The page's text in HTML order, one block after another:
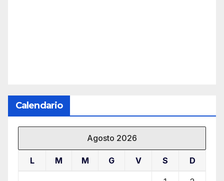
Calendario
Agosto 2026
L M M G V S D